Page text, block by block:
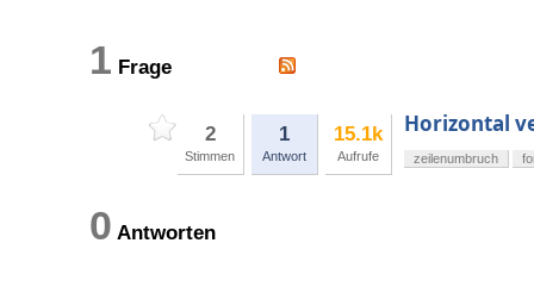
1 Frage
2
Stimmen
1
Antwort
15.1k
Aufrufe
Horizontal
zeilenumbruch
0 Antworten